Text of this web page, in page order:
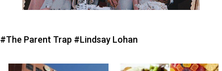
#The Parent Trap #Lindsay Lohan